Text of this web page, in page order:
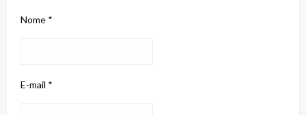
Nome *
E-mail *